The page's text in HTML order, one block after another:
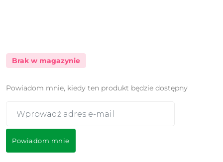
Brak w magazynie
Powiadom mnie, kiedy ten produkt będzie dostępny
Powiadom mnie